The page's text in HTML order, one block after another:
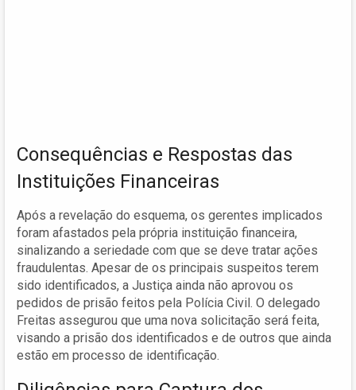
Consequências e Respostas das
Instituições Financeiras
Após a revelação do esquema, os gerentes implicados
foram afastados pela própria instituição financeira,
sinalizando a seriedade com que se deve tratar ações
fraudulentas. Apesar de os principais suspeitos terem
sido identificados, a Justiça ainda não aprovou os
pedidos de prisão feitos pela Polícia Civil. O delegado
Freitas assegurou que uma nova solicitação será feita,
visando a prisão dos identificados e de outros que ainda
estão em processo de identificação.